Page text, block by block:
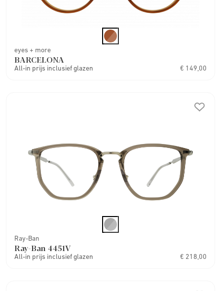
eyes + more
BARCELONA
All-in prijs inclusief glazen € 149,00
Ray-Ban
Ray-Ban 4451V
All-in prijs inclusief glazen € 218,00